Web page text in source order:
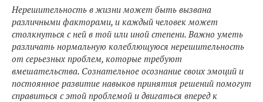
Нерешительность в жизни может быть вызвана
различными факторами, и каждый человек может
столкнуться с ней в той или иной степени. Важно уметь
различать нормальную колеблющуюся нерешительность
от серьезных проблем, которые требуют
вмешательства. Сознательное осознание своих эмоций и
постоянное развитие навыков принятия решений помогут
справиться с этой проблемой и двигаться вперед к